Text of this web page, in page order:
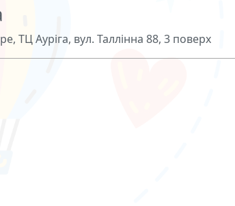
ТЦ Ауріга, вул. Таллінна 88, 3 поверх